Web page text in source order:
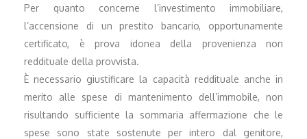
Per quanto concerne l’investimento immobiliare,
l’accensione di un prestito bancario, opportunamente
certificato, è prova idonea della provenienza non
reddituale della provvista.
È necessario giustificare la capacità reddituale anche in
merito alle spese di mantenimento dell’immobile, non
risultando sufficiente la sommaria affermazione che le
spese sono state sostenute per intero dal genitore,